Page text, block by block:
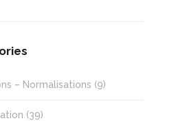
– Normalisations (9)
(39)